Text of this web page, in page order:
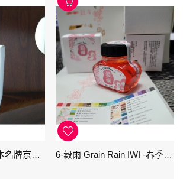
KO-0107 秘色 -日本名牌京の音樽裝鋼筆墨水 4573356130234 - 40ml 6-穀雨 Grain Rain IWI -春季-24節氣色澤鋼筆墨水